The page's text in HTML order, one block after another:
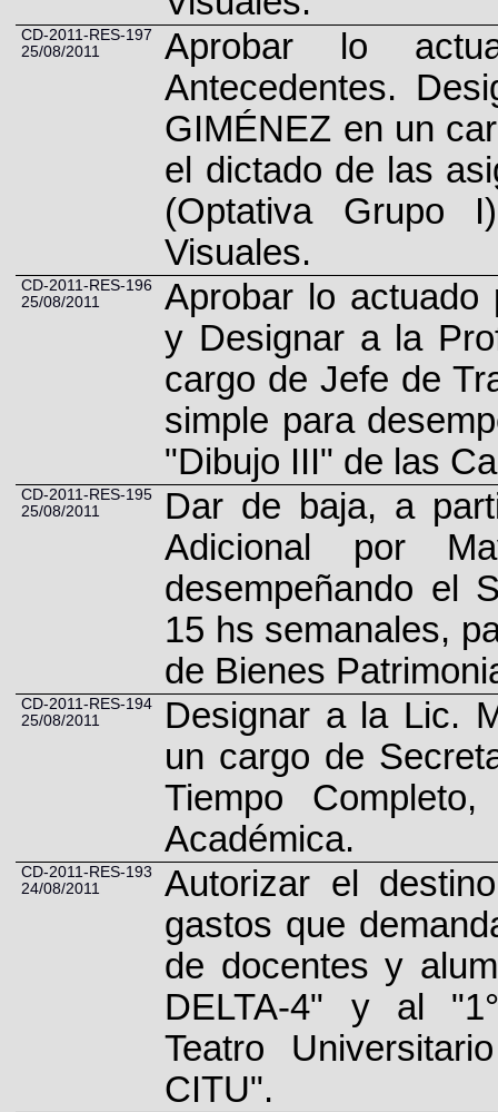
CD-2011-RES-197
25/08/2011
Aprobar lo
Antecedentes.
GIMÉNEZ en un
el dictado de las
(Optativa Grupo
Visuales.
CD-2011-RES-196
25/08/2011
Aprobar lo actuado
y Designar a la
cargo de Jefe de
simple para
"Dibujo III" de las
CD-2011-RES-195
25/08/2011
Dar de baja, a
Adicional por
desempeñando el
15 hs semanales,
de Bienes
CD-2011-RES-194
25/08/2011
Designar a la Lic.
un cargo de
Tiempo
Académica.
CD-2011-RES-193
24/08/2011
Autorizar el
gastos que
de docentes y
DELTA-4" y al
Teatro
CITU".